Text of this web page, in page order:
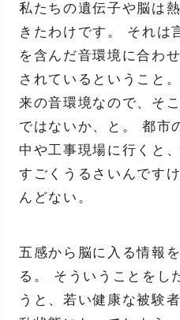
私たちの遺伝子や脳は
きたわけです。 それは
を含んだ音環境に合わ
されているということ
来の音環境なので、そ
ではないか、と。 都市
中や工事現場に行くと
すごくうるさいんです
んどない。
五感から脳に入る情報
る。 そういうことをし
うと、若い健康な被験